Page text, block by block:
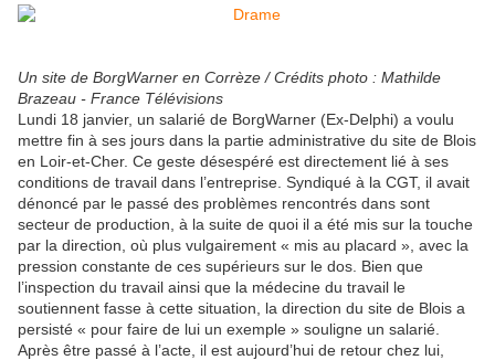
Un site de BorgWarner en Corrèze / Crédits photo : Mathilde
Brazeau - France Télévisions
Lundi 18 janvier, un salarié de BorgWarner (Ex-Delphi) a voulu
mettre fin à ses jours dans la partie administrative du site de Blois
en Loir-et-Cher. Ce geste désespéré est directement lié à ses
conditions de travail dans l’entreprise. Syndiqué à la CGT, il avait
dénoncé par le passé des problèmes rencontrés dans sont
secteur de production, à la suite de quoi il a été mis sur la touche
par la direction, où plus vulgairement « mis au placard », avec la
pression constante de ces supérieurs sur le dos. Bien que
l’inspection du travail ainsi que la médecine du travail le
soutiennent fasse à cette situation, la direction du site de Blois a
persisté « pour faire de lui un exemple » souligne un salarié.
Après être passé à l’acte, il est aujourd’hui de retour chez lui,